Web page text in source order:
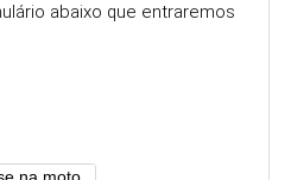
abaixo que entraremos